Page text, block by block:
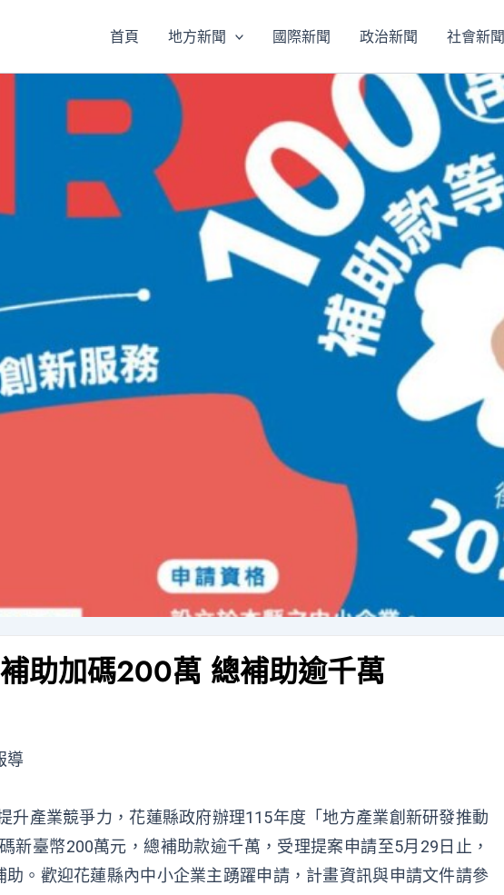
首頁 地方新聞 國際新聞 政治新聞 社會新聞
助加碼200萬 總補助逾千萬
導
升產業競爭力，花蓮縣政府辦理115年度「地方產業創新研發推動
新臺幣200萬元，總補助款逾千萬，受理提案申請至5月29日止，
。歡迎花蓮縣內中小企業主踴躍申請，計畫資訊與申請文件請參